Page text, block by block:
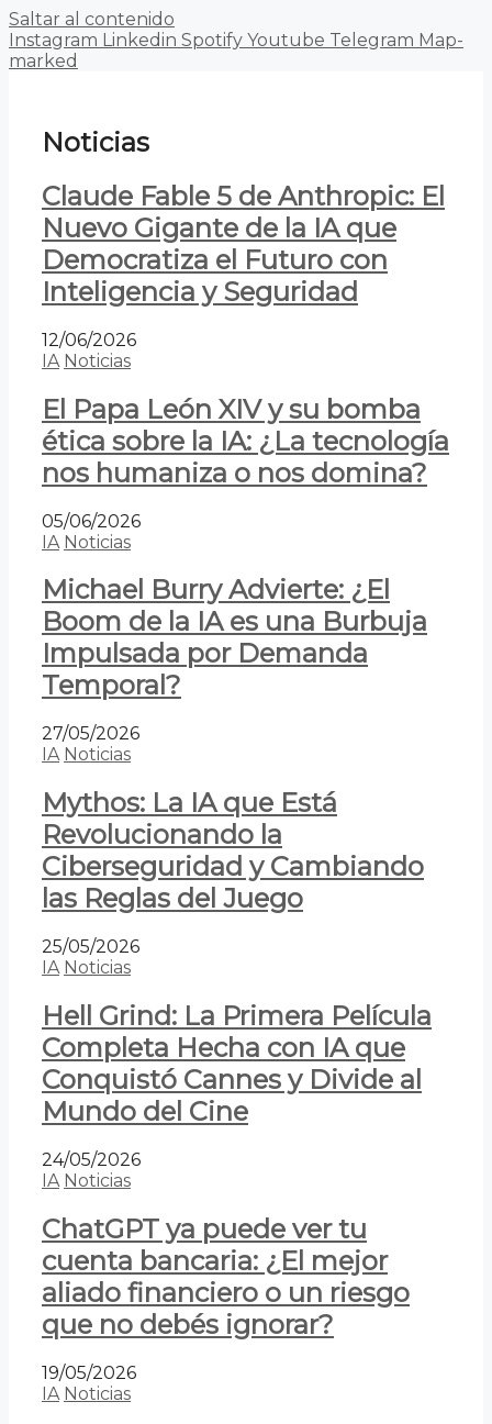
Saltar al contenido
Instagram Linkedin Spotify Youtube Telegram Map-
marked
Noticias
Claude Fable 5 de Anthropic: El
Nuevo Gigante de la IA que
Democratiza el Futuro con
Inteligencia y Seguridad
12/06/2026
IA Noticias
El Papa León XIV y su bomba
ética sobre la IA: ¿La tecnología
nos humaniza o nos domina?
05/06/2026
IA Noticias
Michael Burry Advierte: ¿El
Boom de la IA es una Burbuja
Impulsada por Demanda
Temporal?
27/05/2026
IA Noticias
Mythos: La IA que Está
Revolucionando la
Ciberseguridad y Cambiando
las Reglas del Juego
25/05/2026
IA Noticias
Hell Grind: La Primera Película
Completa Hecha con IA que
Conquistó Cannes y Divide al
Mundo del Cine
24/05/2026
IA Noticias
ChatGPT ya puede ver tu
cuenta bancaria: ¿El mejor
aliado financiero o un riesgo
que no debés ignorar?
19/05/2026
IA Noticias